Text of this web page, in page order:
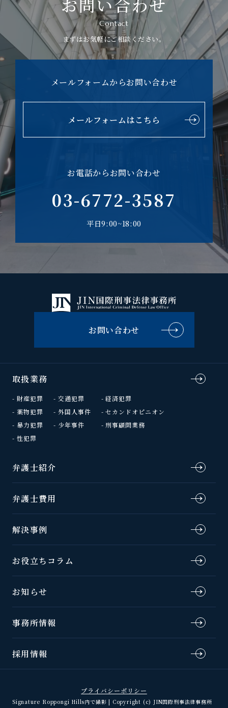
Contact
まずはお気軽にご相談ください。
メールフォームからお問い合わせ
メールフォームはこちら
お電話からお問い合わせ
03-6772-3587
平日9:00~18:00
お問い合わせ
取扱業務
財産犯罪
薬物犯罪
暴力犯罪
性犯罪
交通犯罪
外国人事件
少年事件
経済犯罪
セカンドオピニオン
刑事顧問業務
弁護士紹介
弁護士費用
解決事例
お役立ちコラム
お知らせ
事務所情報
採用情報
プライバシーポリシー
Signature Roppongi Hills内で撮影 | Copyright (c) JIN国際刑事法律事務所